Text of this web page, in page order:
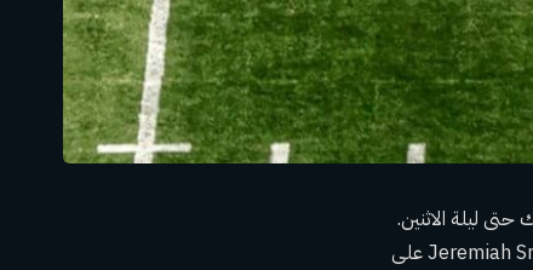
ليلة الاثنين.
لقد أثبت فريق Buckeyes أنهم قادرون على الفوز دون أن يحصل المتلقي ذو الخمس نجوم Jeremiah Smith على